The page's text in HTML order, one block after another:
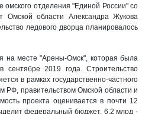
омского отделения "Единой России" со
Омской области Александра Жукова
ледового дворца планировалось
на месте "Арены-Омск", которая была
2019 года. Строительство
в рамках государственно-частного
РФ, правительством Омской области и
проекта оценивается в почти 12
федеральный бюджет, 6,2 млрд -